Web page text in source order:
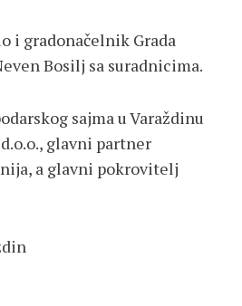
i gradonačelnik Grada
Bosilj sa suradnicima.
sajma u Varaždinu
glavni partner
a glavni pokrovitelj